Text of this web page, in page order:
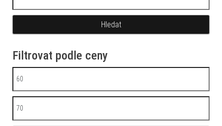
Filtrovat podle ceny
Minimální cena
Maximální cena